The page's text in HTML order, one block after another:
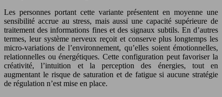
Les personnes portant cette variante présentent en moyenne une
sensibilité accrue au stress, mais aussi une capacité supérieure de
traitement des informations fines et des signaux subtils. En d’autres
termes, leur système nerveux reçoit et conserve plus longtemps les
micro-variations de l’environnement, qu’elles soient émotionnelles,
relationnelles ou énergétiques. Cette configuration peut favoriser la
créativité, l’intuition et la perception des énergies, tout en
augmentant le risque de saturation et de fatigue si aucune stratégie
de régulation n’est mise en place.